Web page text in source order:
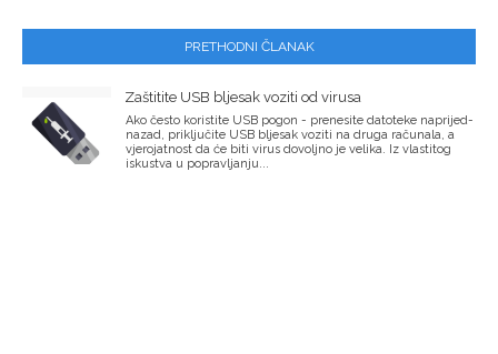
PRETHODNI ČLANAK
Zaštitite USB bljesak voziti od virusa
Ako često koristite USB pogon - prenesite datoteke naprijed-
nazad, priključite USB bljesak voziti na druga računala, a
vjerojatnost da će biti virus dovoljno je velika. Iz vlastitog
iskustva u popravljanju...